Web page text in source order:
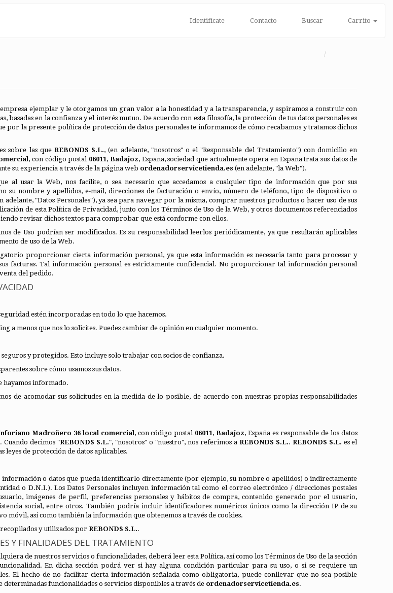
Identifícate Contacto Buscar Carrito
ejemplar y le otorgamos un gran valor a la honestidad y a la transparencia, y aspiramos a construir con
basadas en la confianza y el interés mutuo. De acuerdo con esta filosofía, la protección de tus datos personales es
la presente política de protección de datos personales te informamos de cómo recabamos y tratamos dichos
sobre las que REBONDS S.L., (en adelante, "nosotros" o el "Responsable del Tratamiento") con domicilio en
, con código postal 06011, Badajoz, España, sociedad que actualmente opera en España trata sus datos de
su experiencia a través de la página web ordenadorservicetienda.es (en adelante, "la Web").
al usar la Web, nos facilite, o sea necesario que accedamos a cualquier tipo de información que por sus
su nombre y apellidos, e-mail, direcciones de facturación o envío, número de teléfono, tipo de dispositivo o
"Datos Personales"), ya sea para navegar por la misma, comprar nuestros productos o hacer uso de sus
de esta Política de Privacidad, junto con los Términos de Uso de la Web, y otros documentos referenciados
revisar dichos textos para comprobar que está conforme con ellos.
de Uso podrían ser modificados. Es su responsabilidad leerlos periódicamente, ya que resultarán aplicables
de uso de la Web.
proporcionar cierta información personal, ya que esta información es necesaria tanto para procesar y
facturas. Tal información personal es estrictamente confidencial. No proporcionar tal información personal
del pedido.
estén incorporadas en todo lo que hacemos.
a menos que nos lo solicites. Puedes cambiar de opinión en cualquier momento.
y protegidos. Esto incluye solo trabajar con socios de confianza.
sobre cómo usamos sus datos.
hayamos informado.
de acomodar sus solicitudes en la medida de lo posible, de acuerdo con nuestras propias responsabilidades
Madroñero 36 local comercial, con código postal 06011,Badajoz, España es responsable de los datos
Cuando decimos "REBONDS S.L.", "nosotros" o "nuestro", nos referimos a REBONDS S.L.. REBONDS S.L. es el
leyes de protección de datos aplicables.
información o datos que pueda identificarlo directamente (por ejemplo, su nombre o apellidos) o indirectamente
o D.N.I.). Los Datos Personales incluyen información tal como el correo electrónico / direcciones postales
imágenes de perfil, preferencias personales y hábitos de compra, contenido generado por el usuario,
social, entre otros. También podría incluir identificadores numéricos únicos como la dirección IP de su
móvil, así como también la información que obtenemos a través de cookies.
recopilados y utilizados por REBONDS S.L..
Y FINALIDADES DEL TRATAMIENTO
de nuestros servicios o funcionalidades, deberá leer esta Política, así como los Términos de Uso de la sección
En dicha sección podrá ver si hay alguna condición particular para su uso, o si se requiere un
El hecho de no facilitar cierta información señalada como obligatoria, puede conllevar que no sea posible
determinadas funcionalidades o servicios disponibles a través de ordenadorservicetienda.es.